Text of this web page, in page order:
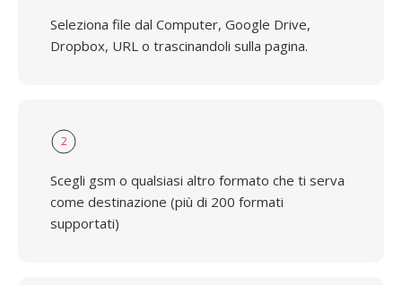
Seleziona file dal Computer, Google Drive,
Dropbox, URL o trascinandoli sulla pagina.
2
Scegli gsm o qualsiasi altro formato che ti serva
come destinazione (più di 200 formati
supportati)